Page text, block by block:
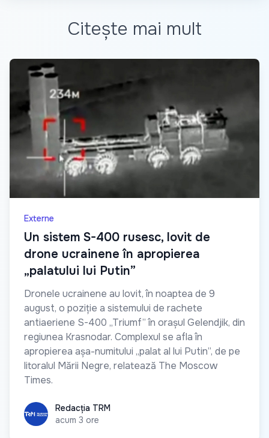
Citește mai mult
Externe
Un sistem S-400 rusesc, lovit de
drone ucrainene în apropierea
„palatului lui Putin”
Dronele ucrainene au lovit, în noaptea de 9
august, o poziție a sistemului de rachete
antiaeriene S-400 „Triumf” în orașul Gelendjik, din
regiunea Krasnodar. Complexul se afla în
apropierea așa-numitului „palat al lui Putin”, de pe
litoralul Mării Negre, relatează The Moscow
Times.
Redacția TRM
Redacția TRM
acum 3 ore